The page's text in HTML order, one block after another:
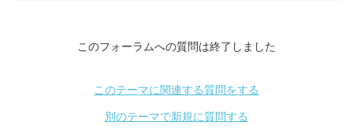
このフォーラムへの質問は終了しました
このテーマに関連する質問をする
別のテーマで新規に質問する